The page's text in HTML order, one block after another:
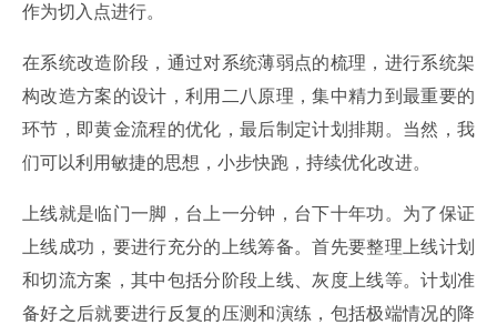
作为切入点进行。
在系统改造阶段，通过对系统薄弱点的梳理，进行系统架
构改造方案的设计，利用二八原理，集中精力到最重要的
环节，即黄金流程的优化，最后制定计划排期。当然，我
们可以利用敏捷的思想，小步快跑，持续优化改进。
上线就是临门一脚，台上一分钟，台下十年功。为了保证
上线成功，要进行充分的上线筹备。首先要整理上线计划
和切流方案，其中包括分阶段上线、灰度上线等。计划准
备好之后就要进行反复的压测和演练，包括极端情况的降